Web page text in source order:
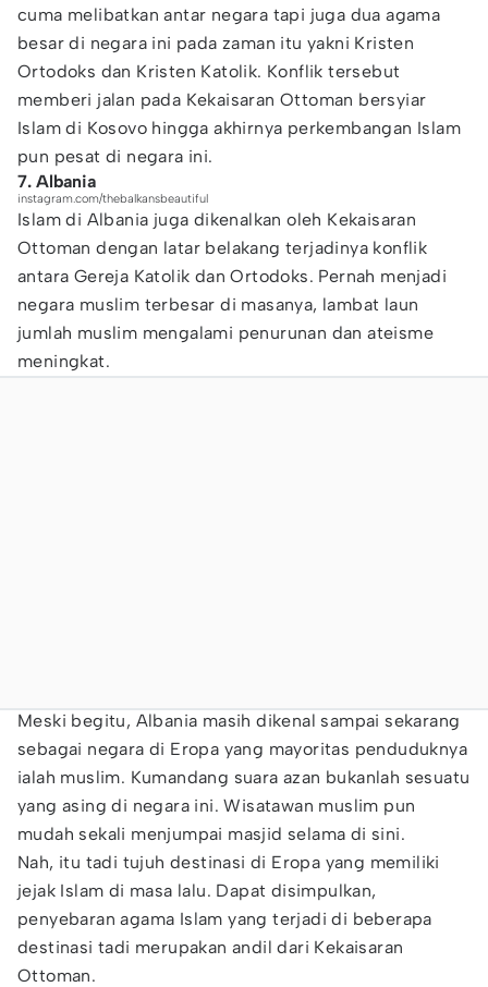
cuma melibatkan antar negara tapi juga dua agama
besar di negara ini pada zaman itu yakni Kristen
Ortodoks dan Kristen Katolik. Konflik tersebut
memberi jalan pada Kekaisaran Ottoman bersyiar
Islam di Kosovo hingga akhirnya perkembangan Islam
pun pesat di negara ini.
7. Albania
instagram.com/thebalkansbeautiful
Islam di Albania juga dikenalkan oleh Kekaisaran
Ottoman dengan latar belakang terjadinya konflik
antara Gereja Katolik dan Ortodoks. Pernah menjadi
negara muslim terbesar di masanya, lambat laun
jumlah muslim mengalami penurunan dan ateisme
meningkat.
Meski begitu, Albania masih dikenal sampai sekarang
sebagai negara di Eropa yang mayoritas penduduknya
ialah muslim. Kumandang suara azan bukanlah sesuatu
yang asing di negara ini. Wisatawan muslim pun
mudah sekali menjumpai masjid selama di sini.
Nah, itu tadi tujuh destinasi di Eropa yang memiliki
jejak Islam di masa lalu. Dapat disimpulkan,
penyebaran agama Islam yang terjadi di beberapa
destinasi tadi merupakan andil dari Kekaisaran
Ottoman.